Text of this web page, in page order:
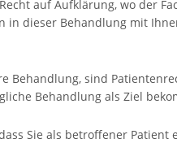
auf Aufklärung, wo der
dieser Behandlung mit
Behandlung, sind
Behandlung als Ziel
Sie als betroffener Patient